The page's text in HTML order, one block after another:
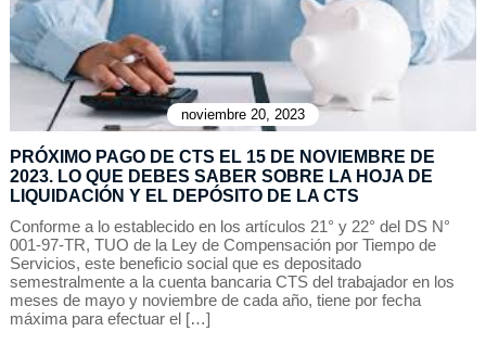
noviembre 20, 2023
PRÓXIMO PAGO DE CTS EL 15 DE NOVIEMBRE DE
2023. LO QUE DEBES SABER SOBRE LA HOJA DE
LIQUIDACIÓN Y EL DEPÓSITO DE LA CTS
Conforme a lo establecido en los artículos 21° y 22° del DS N°
001-97-TR, TUO de la Ley de Compensación por Tiempo de
Servicios, este beneficio social que es depositado
semestralmente a la cuenta bancaria CTS del trabajador en los
meses de mayo y noviembre de cada año, tiene por fecha
máxima para efectuar el […]